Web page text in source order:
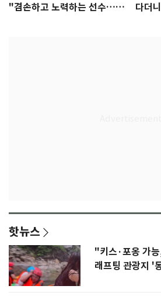
"겸손하고 노력하는 선수…좋
다더
핫뉴스
"키스·포옹 가
래프팅 관광지 '